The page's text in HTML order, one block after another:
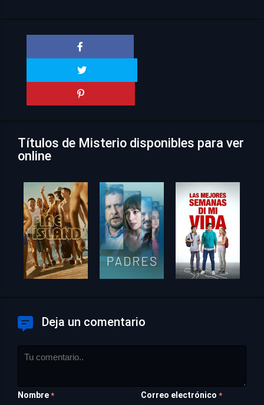
Títulos de Misterio disponibles para ver
online
Deja un comentario
Nombre * Correo electrónico *